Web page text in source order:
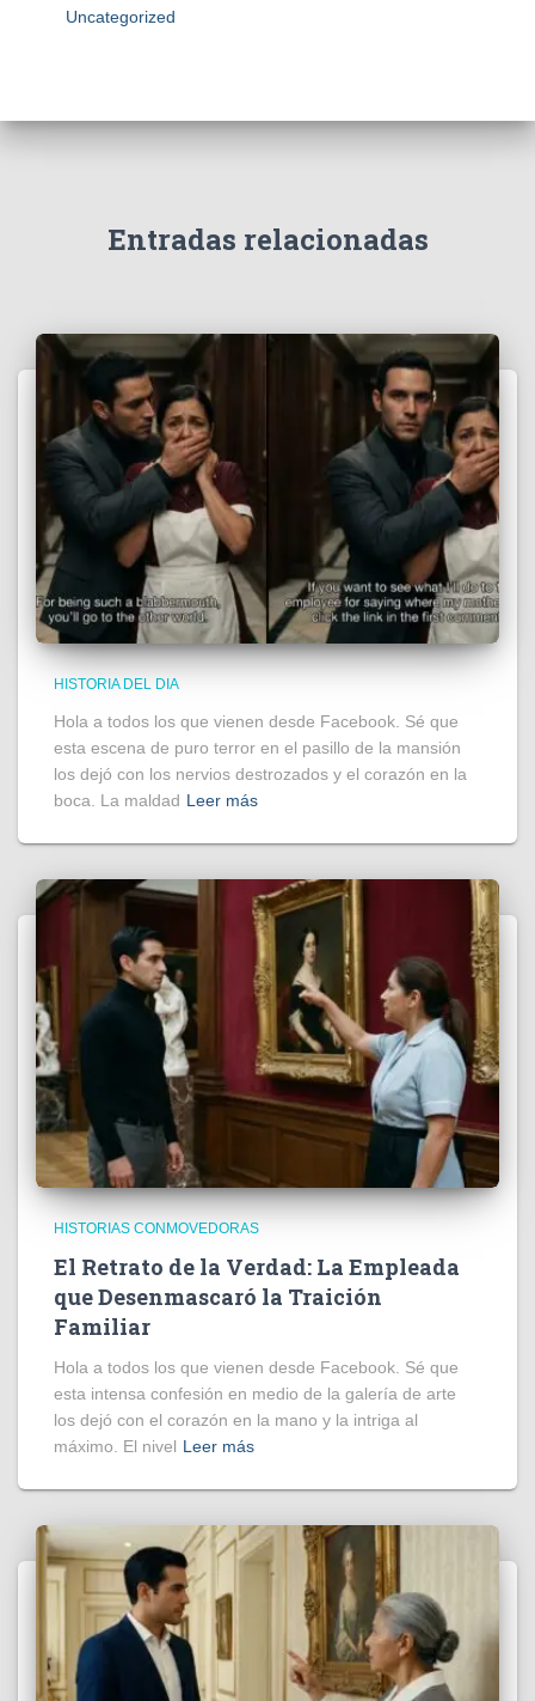
Uncategorized
Entradas relacionadas
HISTORIA DEL DIA
Hola a todos los que vienen desde Facebook. Sé que
esta escena de puro terror en el pasillo de la mansión
los dejó con los nervios destrozados y el corazón en la
boca. La maldad Leer más
HISTORIAS CONMOVEDORAS
El Retrato de la Verdad: La Empleada
que Desenmascaró la Traición
Familiar
Hola a todos los que vienen desde Facebook. Sé que
esta intensa confesión en medio de la galería de arte
los dejó con el corazón en la mano y la intriga al
máximo. El nivel Leer más